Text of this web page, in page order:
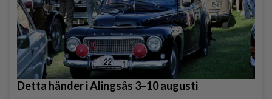
Detta händer i Alingsås 3–10 augusti